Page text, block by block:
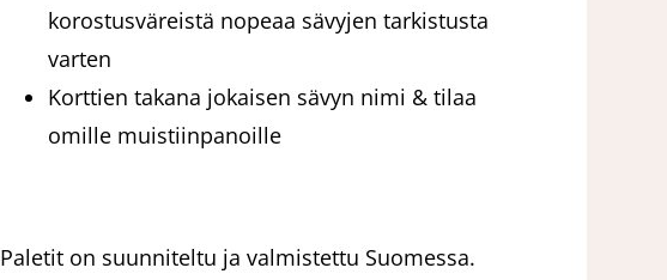
korostusväreistä nopeaa sävyjen tarkistusta
varten
Korttien takana jokaisen sävyn nimi & tilaa
omille muistiinpanoille
Paletit on suunniteltu ja valmistettu Suomessa.